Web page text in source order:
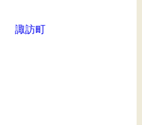
諏訪町